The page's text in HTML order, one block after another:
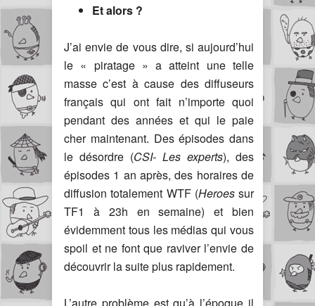
Et alors ?
J’ai envie de vous dire, si aujourd’hui
le « piratage » a atteint une telle
masse c’est à cause des diffuseurs
français qui ont fait n’importe quoi
pendant des années et qui le paie
cher maintenant. Des épisodes dans
le désordre (CSI- Les experts), des
épisodes 1 an après, des horaires de
diffusion totalement WTF (Heroessur
TF1 à 23h en semaine) et bien
évidemment tous les médias qui vous
spoil et ne font que raviver l’envie de
découvrir la suite plus rapidement.